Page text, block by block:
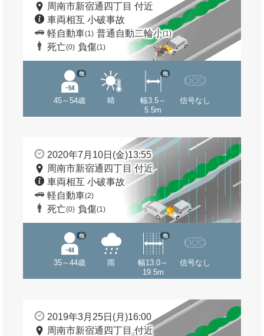
周南市新宿通四丁目 付近
車両相互 小破事故
軽自動車(1) 普通自動二輪小(1)
死亡(0) 負傷(1)
45～54歳
他
晴
幅3.5～
5.5m
他
信号なし
2020年7月10日(金)13:55
周南市新宿通四丁目 付近
車両相互 小破事故
軽自動車(2)
死亡(0) 負傷(1)
35～44歳
他
雨
幅13.0～
19.5m
他
信号なし
2019年3月25日(月)16:00
周南市新宿通四丁目 付近